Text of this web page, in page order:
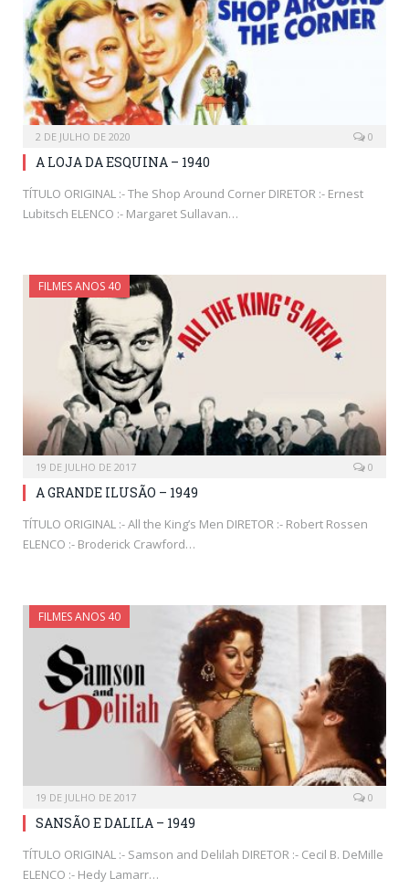
2 DE JULHO DE 2020 0
A LOJA DA ESQUINA – 1940
TÍTULO ORIGINAL :- The Shop Around Corner DIRETOR :- Ernest
Lubitsch ELENCO :- Margaret Sullavan…
FILMES ANOS 40
19 DE JULHO DE 2017 0
A GRANDE ILUSÃO – 1949
TÍTULO ORIGINAL :- All the King’s Men DIRETOR :- Robert Rossen
ELENCO :- Broderick Crawford…
FILMES ANOS 40
19 DE JULHO DE 2017 0
SANSÃO E DALILA – 1949
TÍTULO ORIGINAL :- Samson and Delilah DIRETOR :- Cecil B. DeMille
ELENCO :- Hedy Lamarr…